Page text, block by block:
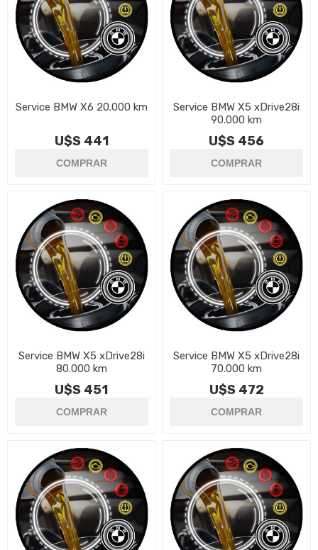
Service BMW X6 20.000 km
U$S 441
Service BMW X5 xDrive28i
90.000 km
U$S 456
Service BMW X5 xDrive28i
80.000 km
U$S 451
Service BMW X5 xDrive28i
70.000 km
U$S 472